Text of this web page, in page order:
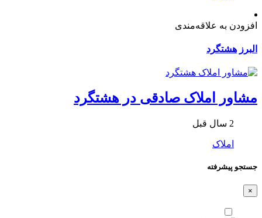
افزودن به علاقه‌مندی
البرز هشتگرد
مشاور املاک صادقی در هشتگرد
2 سال قبل
املاک
جستجو پیشرفته
×